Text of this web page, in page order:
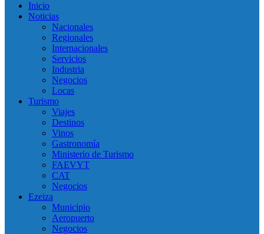
Inicio
Noticias
Nacionales
Regionales
Internacionales
Servicios
Industria
Negocios
Locas
Turismo
Viajes
Destinos
Vinos
Gastronomía
Ministerio de Turismo
FAEVYT
CAT
Negocios
Ezeiza
Municipio
Aeropuerto
Negocios